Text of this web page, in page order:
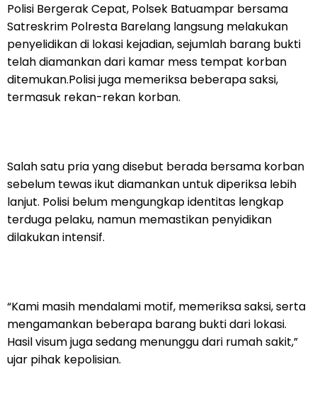
Polisi Bergerak Cepat, Polsek Batuampar bersama
Satreskrim Polresta Barelang langsung melakukan
penyelidikan di lokasi kejadian, sejumlah barang bukti
telah diamankan dari kamar mess tempat korban
ditemukan.Polisi juga memeriksa beberapa saksi,
termasuk rekan-rekan korban.
Salah satu pria yang disebut berada bersama korban
sebelum tewas ikut diamankan untuk diperiksa lebih
lanjut. Polisi belum mengungkap identitas lengkap
terduga pelaku, namun memastikan penyidikan
dilakukan intensif.
“Kami masih mendalami motif, memeriksa saksi, serta
mengamankan beberapa barang bukti dari lokasi.
Hasil visum juga sedang menunggu dari rumah sakit,”
ujar pihak kepolisian.